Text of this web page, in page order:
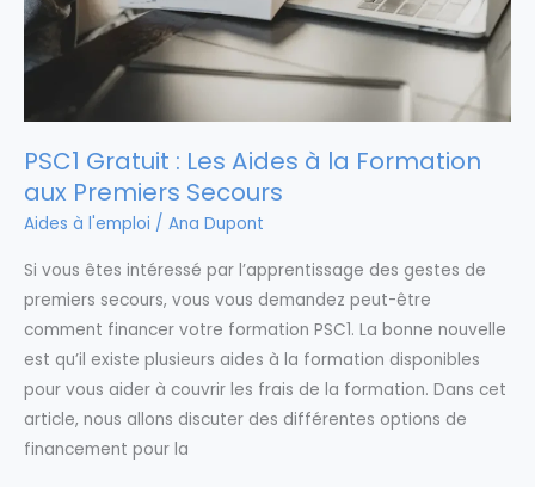
PSC1 Gratuit : Les Aides à la Formation
aux Premiers Secours
Aides à l'emploi / Ana Dupont
Si vous êtes intéressé par l’apprentissage des gestes de
premiers secours, vous vous demandez peut-être
comment financer votre formation PSC1. La bonne nouvelle
est qu’il existe plusieurs aides à la formation disponibles
pour vous aider à couvrir les frais de la formation. Dans cet
article, nous allons discuter des différentes options de
financement pour la